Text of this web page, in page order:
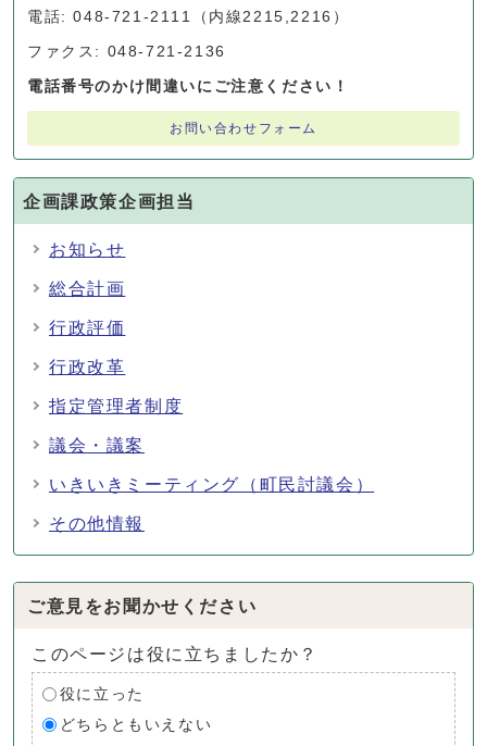
電話: 048-721-2111（内線2215,2216）
ファクス: 048-721-2136
電話番号のかけ間違いにご注意ください！
お問い合わせフォーム
企画課政策企画担当
お知らせ
総合計画
行政評価
行政改革
指定管理者制度
議会・議案
いきいきミーティング（町民討議会）
その他情報
ご意見をお聞かせください
このページは役に立ちましたか？
役に立った
どちらともいえない